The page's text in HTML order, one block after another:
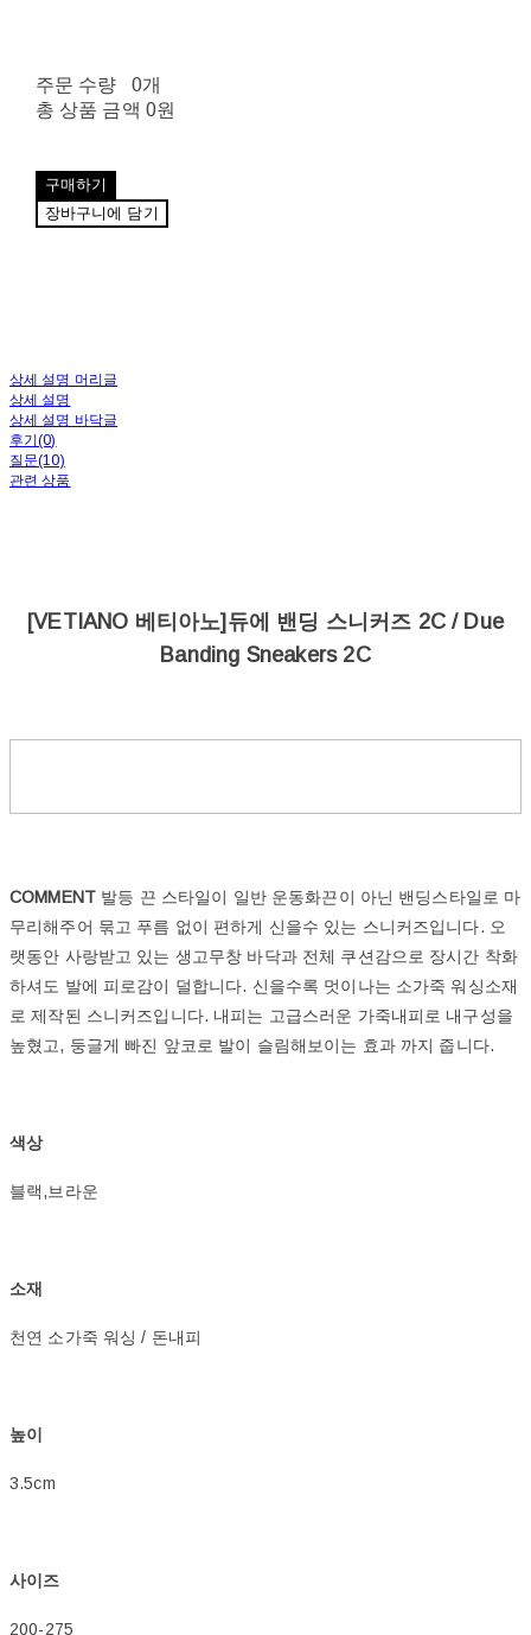
주문 수량
0개
총 상품 금액 0원
구매하기
장바구니에 담기
상세 설명 머리글
상세 설명
상세 설명 바닥글
후기(0)
질문(10)
관련 상품
[VETIANO 베티아노]듀에 밴딩 스니커즈 2C / Due
Banding Sneakers 2C
COMMENT 발등 끈 스타일이 일반 운동화끈이 아닌 밴딩스타일로 마
무리해주어 묶고 푸름 없이 편하게 신을수 있는 스니커즈입니다. 오
랫동안 사랑받고 있는 생고무창 바닥과 전체 쿠션감으로 장시간 착화
하셔도 발에 피로감이 덜합니다. 신을수록 멋이나는 소가죽 워싱소재
로 제작된 스니커즈입니다. 내피는 고급스러운 가죽내피로 내구성을
높혔고, 둥글게 빠진 앞코로 발이 슬림해보이는 효과 까지 줍니다.
색상
블랙,브라운
소재
천연 소가죽 워싱 / 돈내피
높이
3.5cm
사이즈
200-275